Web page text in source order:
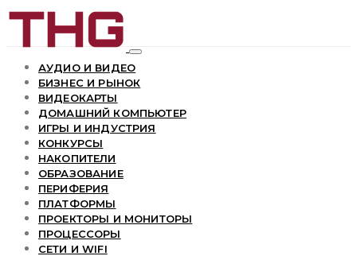
АУДИО И ВИДЕО
БИЗНЕС И РЫНОК
ВИДЕОКАРТЫ
ДОМАШНИЙ КОМПЬЮТЕР
ИГРЫ И ИНДУСТРИЯ
КОНКУРСЫ
НАКОПИТЕЛИ
ОБРАЗОВАНИЕ
ПЕРИФЕРИЯ
ПЛАТФОРМЫ
ПРОЕКТОРЫ И МОНИТОРЫ
ПРОЦЕССОРЫ
СЕТИ И WIFI